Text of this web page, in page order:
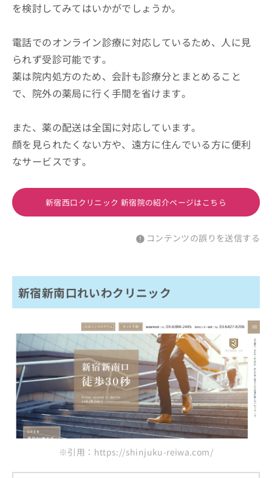
を検討してみてはいかがでしょうか。
電話でのオンライン診療に対応しているため、人に見
られず受診可能です。
薬は院内処方のため、会計も診療分とまとめること
で、院外の薬局に行く手間を省けます。
また、薬の配送は全国に対応しています。
顔を見られたくない方や、遠方に住んでいる方に便利
なサービスです。
新宿西口クリニック 新宿院の紹介ページはこちら
コンテンツの誤りを送信する
新宿新南口れいわクリニック
※引用：https://shinjuku-reiwa.com/